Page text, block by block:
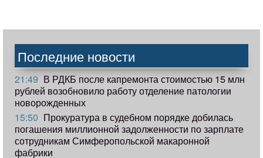
Последние новости
21:49 В РДКБ после капремонта стоимостью 15 млн
рублей возобновило работу отделение патологии
новорожденных
15:50 Прокуратура в судебном порядке добилась
погашения миллионной задолженности по зарплате
сотрудникам Симферопольской макаронной
фабрики